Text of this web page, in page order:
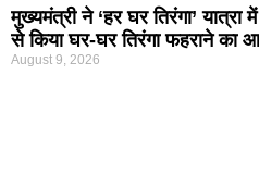
मुख्यमंत्री ने ‘हर घर तिरंगा’ यात्रा
से किया घर-घर तिरंगा फहराने का
August 9, 2026